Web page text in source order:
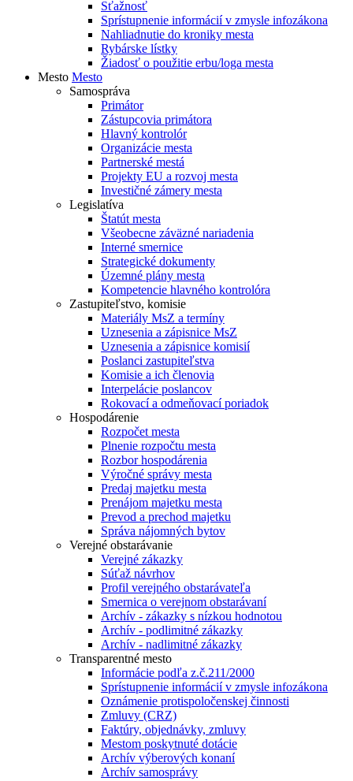
Sťažnosť
Sprístupnenie informácií v zmysle infozákona
Nahliadnutie do kroniky mesta
Rybárske lístky
Žiadosť o použitie erbu/loga mesta
Mesto Mesto
Samospráva
Primátor
Zástupcovia primátora
Hlavný kontrolór
Organizácie mesta
Partnerské mestá
Projekty EU a rozvoj mesta
Investičné zámery mesta
Legislatíva
Štatút mesta
Všeobecne záväzné nariadenia
Interné smernice
Strategické dokumenty
Územné plány mesta
Kompetencie hlavného kontrolóra
Zastupiteľstvo, komisie
Materiály MsZ a termíny
Uznesenia a zápisnice MsZ
Uznesenia a zápisnice komisií
Poslanci zastupiteľstva
Komisie a ich členovia
Interpelácie poslancov
Rokovací a odmeňovací poriadok
Hospodárenie
Rozpočet mesta
Plnenie rozpočtu mesta
Rozbor hospodárenia
Výročné správy mesta
Predaj majetku mesta
Prenájom majetku mesta
Prevod a prechod majetku
Správa nájomných bytov
Verejné obstarávanie
Verejné zákazky
Súťaž návrhov
Profil verejného obstarávateľa
Smernica o verejnom obstarávaní
Archív - zákazky s nízkou hodnotou
Archív - podlimitné zákazky
Archív - nadlimitné zákazky
Transparentné mesto
Informácie podľa z.č.211/2000
Sprístupnenie informácií v zmysle infozákona
Oznámenie protispoločenskej činnosti
Zmluvy (CRZ)
Faktúry, objednávky, zmluvy
Mestom poskytnuté dotácie
Archív výberových konaní
Archív samosprávy